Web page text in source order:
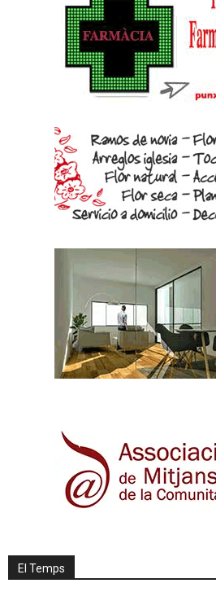
El Temps